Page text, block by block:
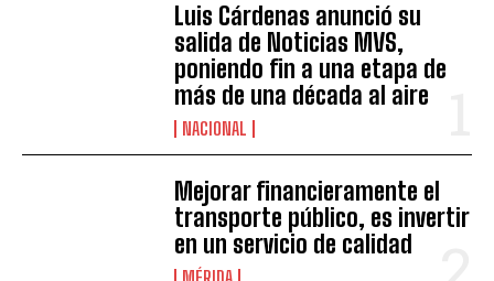
Luis Cárdenas anunció su
salida de Noticias MVS,
poniendo fin a una etapa de
más de una década al aire
NACIONAL
Mejorar financieramente el
transporte público, es invertir
en un servicio de calidad